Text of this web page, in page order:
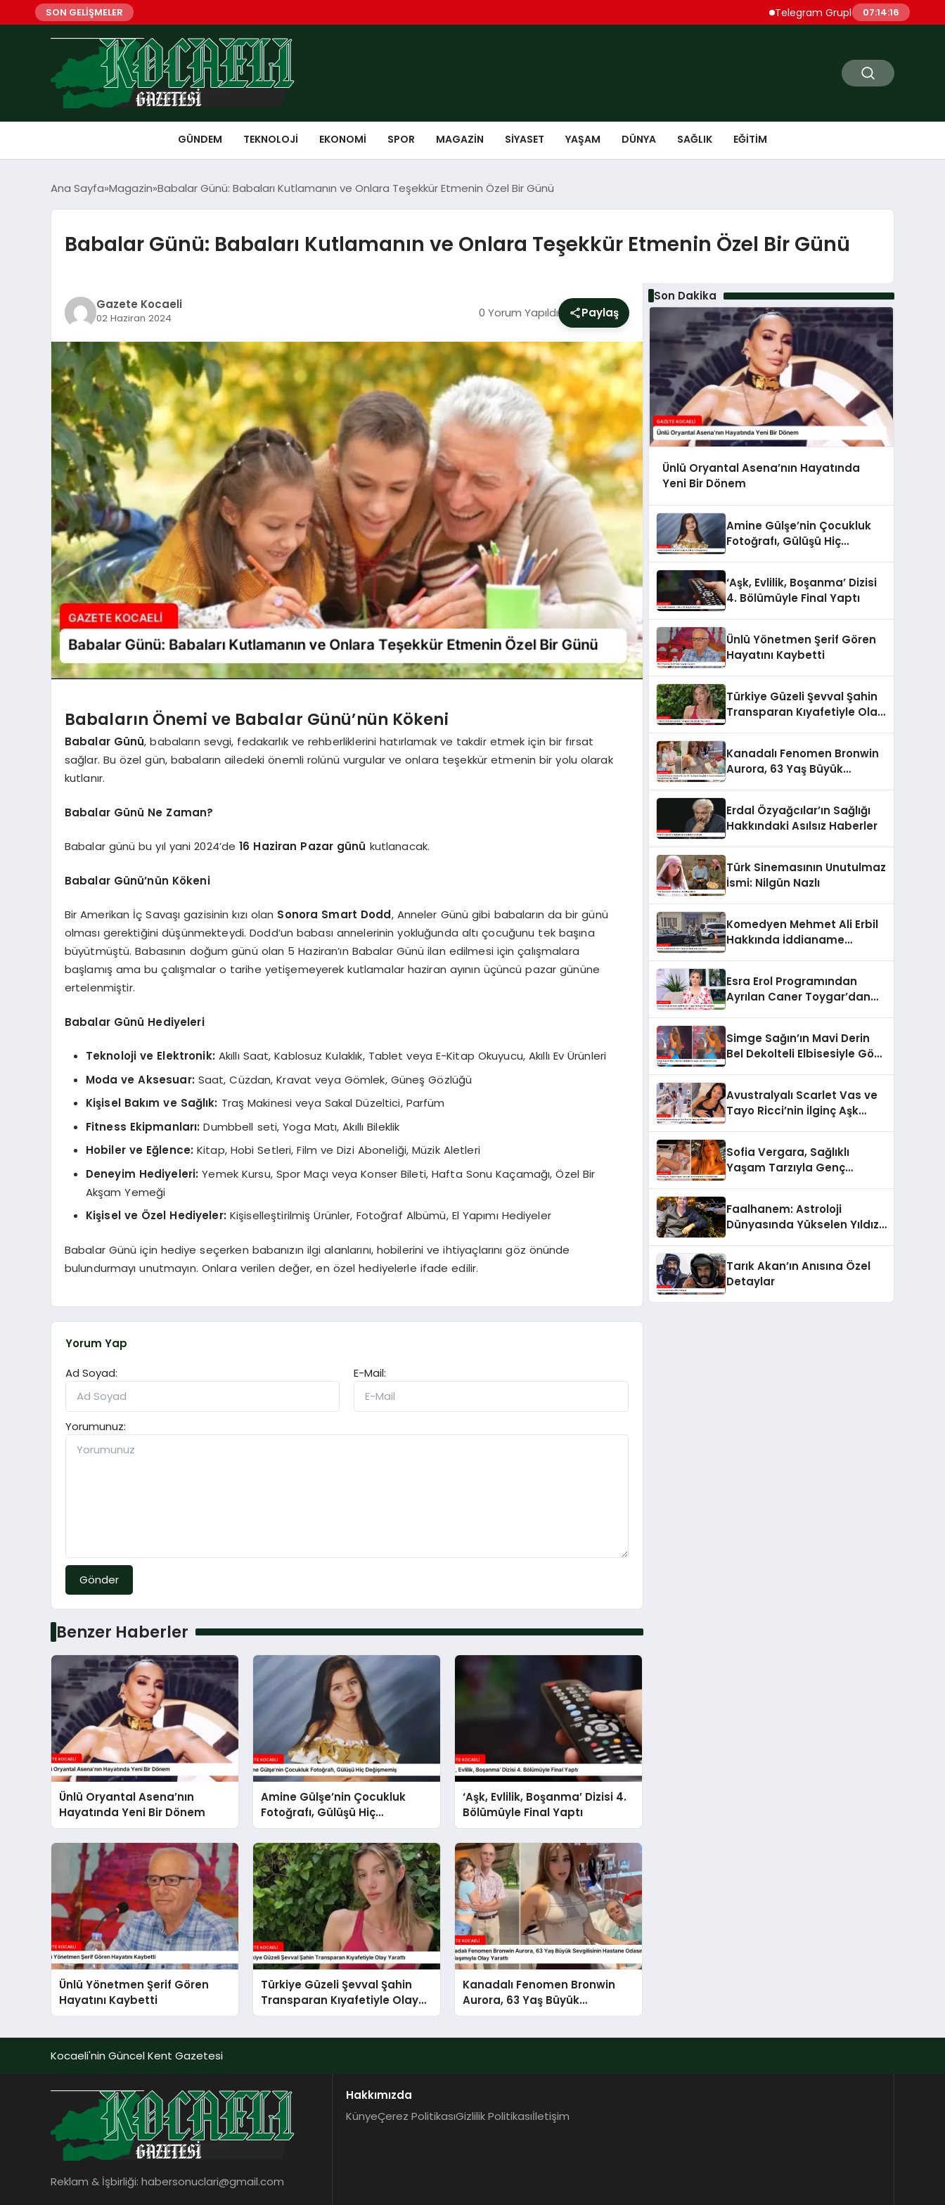
SON GELİŞMELER Telegram Grupları Rehberi: Telegram’da
07:14:17
GÜNDEM TEKNOLOJI EKONOMI SPOR MAGAZIN SIYASET YAŞAM DÜNYA SAĞLIK EĞITIM
Ana Sayfa Magazin Babalar Günü: Babaları Kutlamanın ve Onlara Teşekkür Etmenin Özel Bir Günü
Babalar Günü: Babaları Kutlamanın ve Onlara Teşekkür Etmenin Özel Bir Günü
Gazete Kocaeli
02 Haziran 2024 0 Yorum Yapıldı Paylaş
Babaların Önemi ve Babalar Günü’nün Kökeni
Babalar Günü, babaların sevgi, fedakarlık ve rehberliklerini hatırlamak ve takdir etmek için bir fırsat
sağlar. Bu özel gün, babaların ailedeki önemli rolünü vurgular ve onlara teşekkür etmenin bir yolu olarak
kutlanır.
Babalar Günü Ne Zaman?
Babalar günü bu yıl yani 2024’de16 Haziran Pazar günü kutlanacak.
Babalar Günü’nün Kökeni
Bir Amerikan İç Savaşı gazisinin kızı olan Sonora Smart Dodd, Anneler Günü gibi babaların da bir günü
olması gerektiğini düşünmekteydi. Dodd’un babası annelerinin yokluğunda altı çocuğunu tek başına
büyütmüştü. Babasının doğum günü olan 5 Haziran’ın Babalar Günü ilan edilmesi için çalışmalara
başlamış ama bu çalışmalar o tarihe yetişemeyerek kutlamalar haziran ayının üçüncü pazar gününe
ertelenmiştir.
Babalar Günü Hediyeleri
Teknoloji ve Elektronik: Akıllı Saat, Kablosuz Kulaklık, Tablet veya E-Kitap Okuyucu, Akıllı Ev Ürünleri
Moda ve Aksesuar: Saat, Cüzdan, Kravat veya Gömlek, Güneş Gözlüğü
Kişisel Bakım ve Sağlık: Traş Makinesi veya Sakal Düzeltici, Parfüm
Fitness Ekipmanları: Dumbbell seti, Yoga Matı, Akıllı Bileklik
Hobiler ve Eğlence: Kitap, Hobi Setleri, Film ve Dizi Aboneliği, Müzik Aletleri
Deneyim Hediyeleri: Yemek Kursu, Spor Maçı veya Konser Bileti, Hafta Sonu Kaçamağı, Özel Bir
Akşam Yemeği
Kişisel ve Özel Hediyeler: Kişiselleştirilmiş Ürünler, Fotoğraf Albümü, El Yapımı Hediyeler
Babalar Günü için hediye seçerken babanızın ilgi alanlarını, hobilerini ve ihtiyaçlarını göz önünde
bulundurmayı unutmayın. Onlara verilen değer, en özel hediyelerle ifade edilir.
Yorum Yap
Ad Soyad:
E-Mail:
Yorumunuz:
Gönder
Benzer Haberler
Ünlü Oryantal Asena’nın
Hayatında Yeni Bir Dönem
Amine Gülşe’nin Çocukluk
Fotoğrafı, Gülüşü Hiç
Değişmemiş
‘Aşk, Evlilik, Boşanma’ Dizisi 4.
Bölümüyle Final Yaptı
Ünlü Yönetmen Şerif Gören
Hayatını Kaybetti
Türkiye Güzeli Şevval Şahin
Transparan Kıyafetiyle Olay
Yarattı
Kanadalı Fenomen Bronwin
Aurora, 63 Yaş Büyük
Sevgilisinin Hastane
Son Dakika
Ünlü Oryantal Asena’nın Hayatında
Yeni Bir Dönem
Amine Gülşe’nin Çocukluk
Fotoğrafı, Gülüşü Hiç
‘Aşk, Evlilik, Boşanma’ Dizisi
4. Bölümüyle Final Yaptı
Ünlü Yönetmen Şerif Gören
Hayatını Kaybetti
Türkiye Güzeli Şevval Şahin
Transparan Kıyafetiyle Olay
Kanadalı Fenomen Bronwin
Aurora, 63 Yaş Büyük
Paylaşımıyla Olay Yarattı
Erdal Özyağcılar’ın Sağlığı
Hakkındaki Asılsız Haberler
Türk Sinemasının Unutulmaz
İsmi: Nilgün Nazlı
Komedyen Mehmet Ali Erbil
Hakkında İddianame
Esra Erol Programından
Ayrılan Caner Toygar’dan
Simge Sağın’ın Mavi Derin
Bel Dekolteli Elbisesiyle Göz
Avustralyalı Scarlet Vas ve
Tayo Ricci’nin İlginç Aşk
Sofia Vergara, Sağlıklı
Yaşam Tarzıyla Genç
Faalhanem: Astroloji
Dünyasında Yükselen Yıldız
Tarık Akan’ın Anısına Özel
Detaylar
Kocaeli'nin Güncel Kent Gazetesi
Reklam & İşbirliği: habersonuclari@gmail.com
Hakkımızda
KünyeÇerez PolitikasıGizlilik Politikasıİletişim